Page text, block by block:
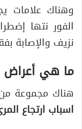
وهناك علامات
الفور نتها
نزيف والإصابة
ما هي أعراض
هناك مجموعة من
اسباب ارتجاع